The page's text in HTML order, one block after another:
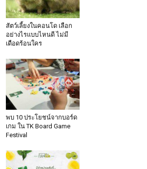
สัตว์เลี้ยงในคอนโด เลือก
อย่างไรแบบไหนดี ไม่มี
เดือดร้อนใคร
พบ 10 ประโยชน์จากบอร์ด
เกม ใน TK Board Game
Festival